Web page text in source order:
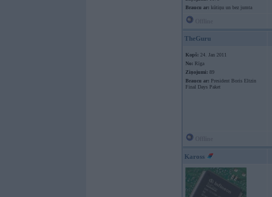
Braucu ar: kūtiņu un bez jumta
TheGuru
Kopš: 24. Jan 2011
No: Rīga
Ziņojumi: 89
Braucu ar: President Boris Eltzin
Final Days Paket
Kaross